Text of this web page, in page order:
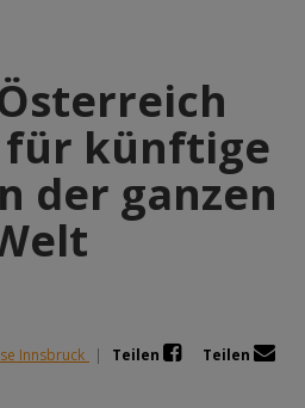
für künftige
der ganzen
Innsbruck | Teilen
Teilen